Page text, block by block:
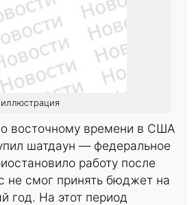
восточному времени в США
шатдаун — федеральное
работу после
не смог принять бюджет на
год. На этот период